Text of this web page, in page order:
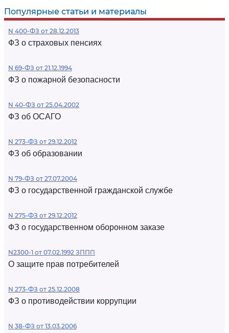
Популярные статьи и материалы
N 400-ФЗ от 28.12.2013
ФЗ о страховых пенсиях
N 69-ФЗ от 21.12.1994
ФЗ о пожарной безопасности
N 40-ФЗ от 25.04.2002
ФЗ об ОСАГО
N 273-ФЗ от 29.12.2012
ФЗ об образовании
N 79-ФЗ от 27.07.2004
ФЗ о государственной гражданской службе
N 275-ФЗ от 29.12.2012
ФЗ о государственном оборонном заказе
N2300-1 от 07.02.1992 ЗППП
О защите прав потребителей
N 273-ФЗ от 25.12.2008
ФЗ о противодействии коррупции
N 38-ФЗ от 13.03.2006